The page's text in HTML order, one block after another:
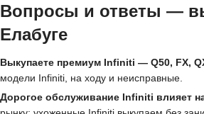
Вопросы и ответы —
Елабуге
Выкупаете премиум Infiniti — Q50, FX,
модели Infiniti, на ходу и неисправные.
Дорогое обслуживание Infiniti влияет